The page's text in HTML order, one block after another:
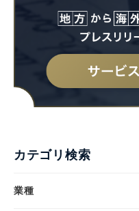
カテゴリ検索
業種